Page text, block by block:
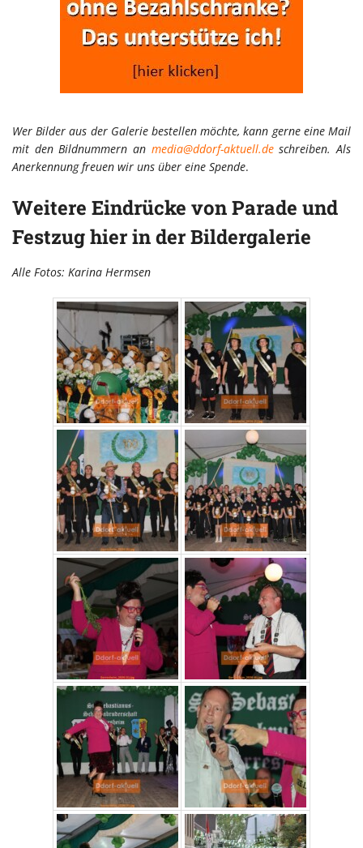
Wer Bilder aus der Galerie bestellen möchte, kann gerne eine Mail
mit den Bildnummern an media@ddorf-aktuell.deschreiben. Als
Anerkennung freuen wir uns über eine Spende.
Weitere Eindrücke von Parade und
Festzug hier in der Bildergalerie
Alle Fotos: Karina Hermsen